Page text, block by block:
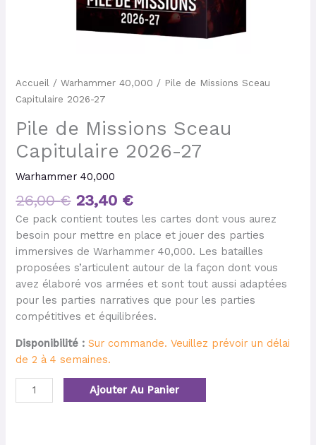
Accueil /Warhammer 40,000 / Pile de Missions Sceau
Capitulaire 2026-27
Pile de Missions Sceau
Capitulaire 2026-27
Warhammer 40,000
26,00€ 23,40 €
Ce pack contient toutes les cartes dont vous aurez
besoin pour mettre en place et jouer des parties
immersives de Warhammer 40,000. Les batailles
proposées s’articulent autour de la façon dont vous
avez élaboré vos armées et sont tout aussi adaptées
pour les parties narratives que pour les parties
compétitives et équilibrées.
Disponibilité : Sur commande. Veuillez prévoir un délai
de 2 à 4 semaines.
Ajouter Au Panier